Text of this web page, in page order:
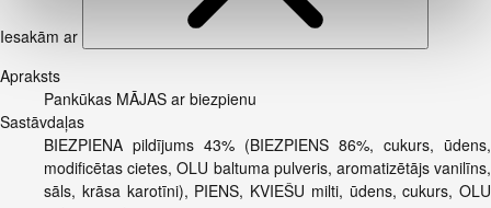
Iesakām ar
Apraksts
Pankūkas MĀJAS ar biezpienu
Sastāvdaļas
BIEZPIENA pildījums 43% (BIEZPIENS 86%, cukurs, ūdens,
modificētas cietes, OLU baltuma pulveris, aromatizētājs vanilīns,
sāls, krāsa karotīni), PIENS, KVIEŠU milti, ūdens, cukurs, OLU